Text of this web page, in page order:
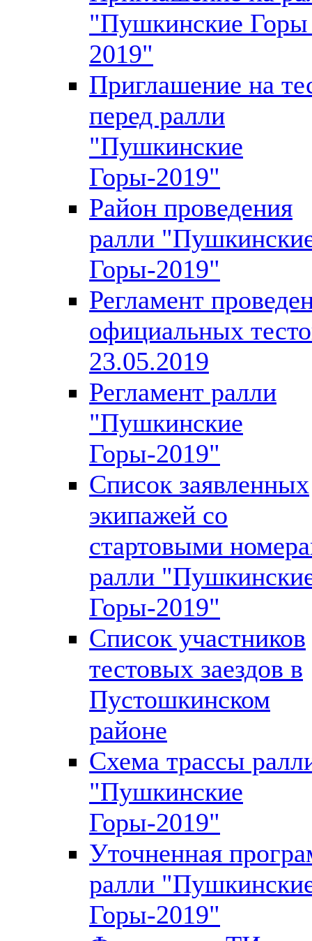
"Пушкинские
2019"
Приглашение на
перед ралли
"Пушкинские
Горы-2019"
Район проведения
ралли
Горы-2019"
Регламент
официальных
23.05.2019
Регламент ралли
"Пушкинские
Горы-2019"
Список заявленных
экипажей со
стартовыми
ралли
Горы-2019"
Список участников
тестовых заездов в
Пустошкинском
районе
Схема трассы
"Пушкинские
Горы-2019"
Уточненная
ралли
Горы-2019"